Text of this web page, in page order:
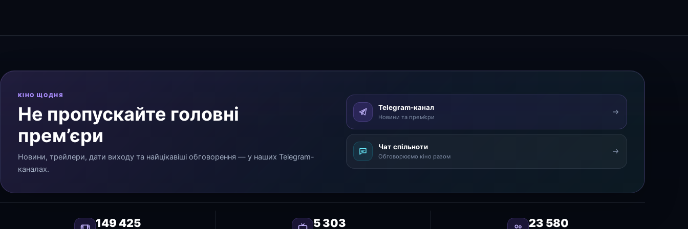
КІНО ЩОДНЯ
Не пропускайте головні
прем’єри
Новини, трейлери, дати виходу та найцікавіші обговорення — у наших Telegram-
каналах.
Telegram-канал
Новини та прем’єри
Чат спільноти
Обговорюємо кіно разом
149 425 5 303 23 580